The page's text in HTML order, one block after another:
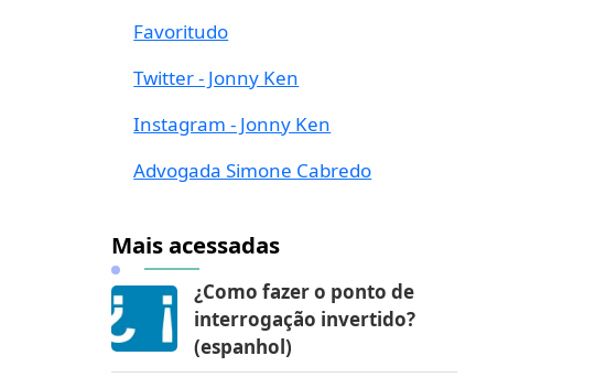
Favoritudo
Twitter - Jonny Ken
Instagram - Jonny Ken
Advogada Simone Cabredo
Mais acessadas
¿Como fazer o ponto de
interrogação invertido?
(espanhol)